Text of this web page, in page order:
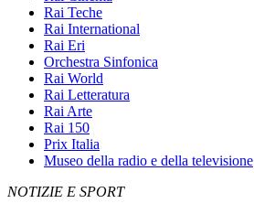
Rai Teche
Rai International
Rai Eri
Orchestra Sinfonica
Rai World
Rai Letteratura
Rai Arte
Rai 150
Prix Italia
Museo della radio e della televisione
NOTIZIE E SPORT